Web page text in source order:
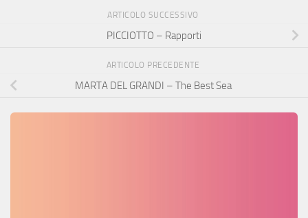
ARTICOLO SUCCESSIVO
PICCIOTTO – Rapporti
ARTICOLO PRECEDENTE
MARTA DEL GRANDI – The Best Sea